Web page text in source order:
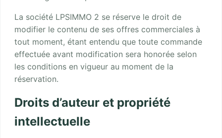
La société LPSIMMO 2 se réserve le droit de
modifier le contenu de ses offres commerciales à
tout moment, étant entendu que toute commande
effectuée avant modification sera honorée selon
les conditions en vigueur au moment de la
réservation.
Droits d’auteur et propriété
intellectuelle